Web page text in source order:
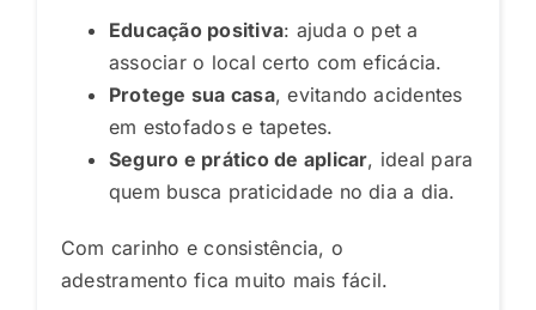
Educação positiva: ajuda o pet a
associar o local certo com eficácia.
Protege sua casa, evitando acidentes
em estofados e tapetes.
Seguro e prático de aplicar, ideal para
quem busca praticidade no dia a dia.
Com carinho e consistência, o
adestramento fica muito mais fácil.